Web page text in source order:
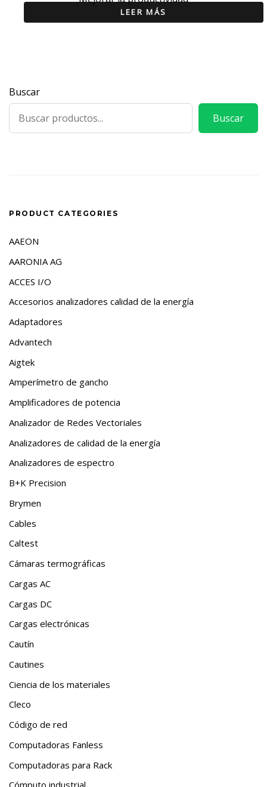
LEER MÁS
Buscar
Buscar
PRODUCT CATEGORIES
AAEON
AARONIA AG
ACCES I/O
Accesorios analizadores calidad de la energía
Adaptadores
Advantech
Aigtek
Amperímetro de gancho
Amplificadores de potencia
Analizador de Redes Vectoriales
Analizadores de calidad de la energía
Analizadores de espectro
B+K Precision
Brymen
Cables
Caltest
Cámaras termográficas
Cargas AC
Cargas DC
Cargas electrónicas
Cautín
Cautines
Ciencia de los materiales
Cleco
Código de red
Computadoras Fanless
Computadoras para Rack